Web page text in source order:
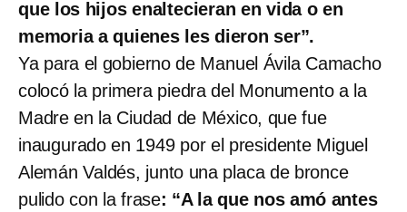
que los hijos enaltecieran en vida o en
memoria a quienes les dieron ser”.
Ya para el gobierno de Manuel Ávila Camacho
colocó la primera piedra del Monumento a la
Madre en la Ciudad de México, que fue
inaugurado en 1949 por el presidente Miguel
Alemán Valdés, junto una placa de bronce
pulido con la frase: “A la que nos amó antes